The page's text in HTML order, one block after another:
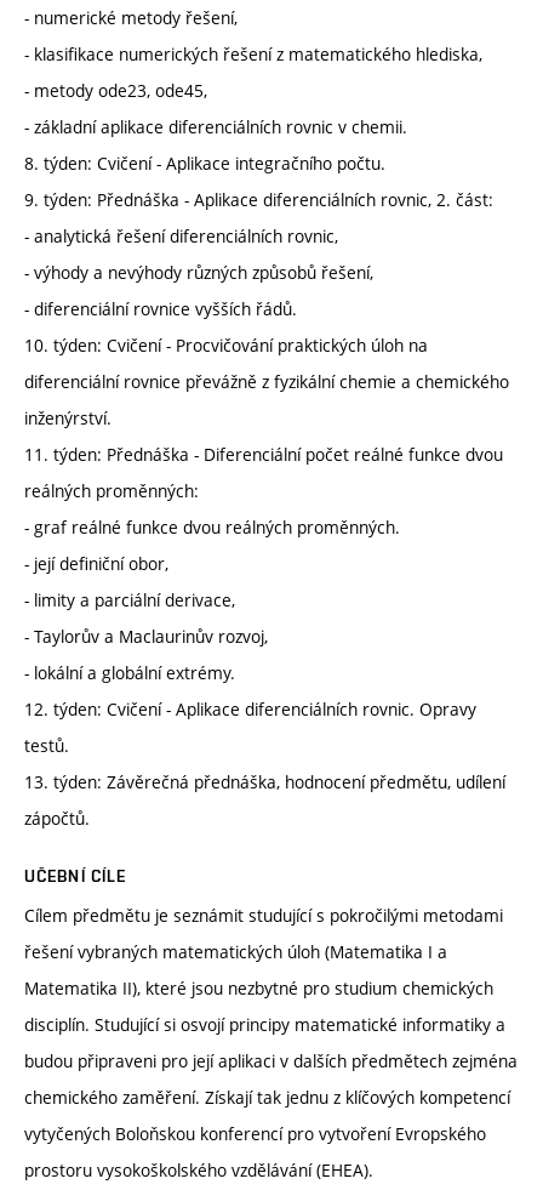
- numerické metody řešení,
- klasifikace numerických řešení z matematického hlediska,
- metody ode23, ode45,
- základní aplikace diferenciálních rovnic v chemii.
8. týden: Cvičení - Aplikace integračního počtu.
9. týden: Přednáška - Aplikace diferenciálních rovnic, 2. část:
- analytická řešení diferenciálních rovnic,
- výhody a nevýhody různých způsobů řešení,
- diferenciální rovnice vyšších řádů.
10. týden: Cvičení - Procvičování praktických úloh na
diferenciální rovnice převážně z fyzikální chemie a chemického
inženýrství.
11. týden: Přednáška - Diferenciální počet reálné funkce dvou
reálných proměnných:
- graf reálné funkce dvou reálných proměnných.
- její definiční obor,
- limity a parciální derivace,
- Taylorův a Maclaurinův rozvoj,
- lokální a globální extrémy.
12. týden: Cvičení - Aplikace diferenciálních rovnic. Opravy
testů.
13. týden: Závěrečná přednáška, hodnocení předmětu, udílení
zápočtů.
UČEBNÍ CÍLE
Cílem předmětu je seznámit studující s pokročilými metodami
řešení vybraných matematických úloh (Matematika I a
Matematika II), které jsou nezbytné pro studium chemických
disciplín. Studující si osvojí principy matematické informatiky a
budou připraveni pro její aplikaci v dalších předmětech zejména
chemického zaměření. Získají tak jednu z klíčových kompetencí
vytyčených Boloňskou konferencí pro vytvoření Evropského
prostoru vysokoškolského vzdělávání (EHEA).